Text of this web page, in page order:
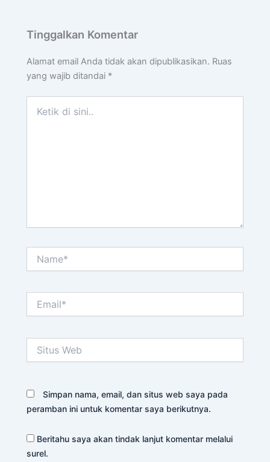
Tinggalkan Komentar
Alamat email Anda tidak akan dipublikasikan. Ruas
yang wajib ditandai *
Web
Simpan nama, email, dan situs web saya pada
peramban ini untuk komentar saya berikutnya.
Beritahu saya akan tindak lanjut komentar melalui
surel.